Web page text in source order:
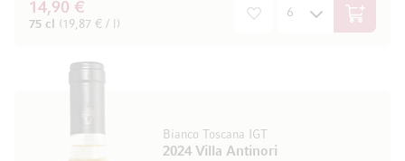
14,90 €
75 cl (19,87 € / l) In den
Bianco Toscana IGT
2024 Villa Antinori